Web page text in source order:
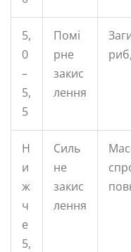
5,
0
–
5,
5
Помі
рне
закис
лення
Н
и
ж
ч
е
5,
Силь
не
закис
лення